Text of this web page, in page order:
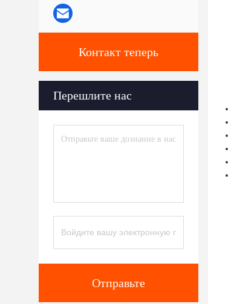
Контакт теперь
Перешлите нас
Отправьте